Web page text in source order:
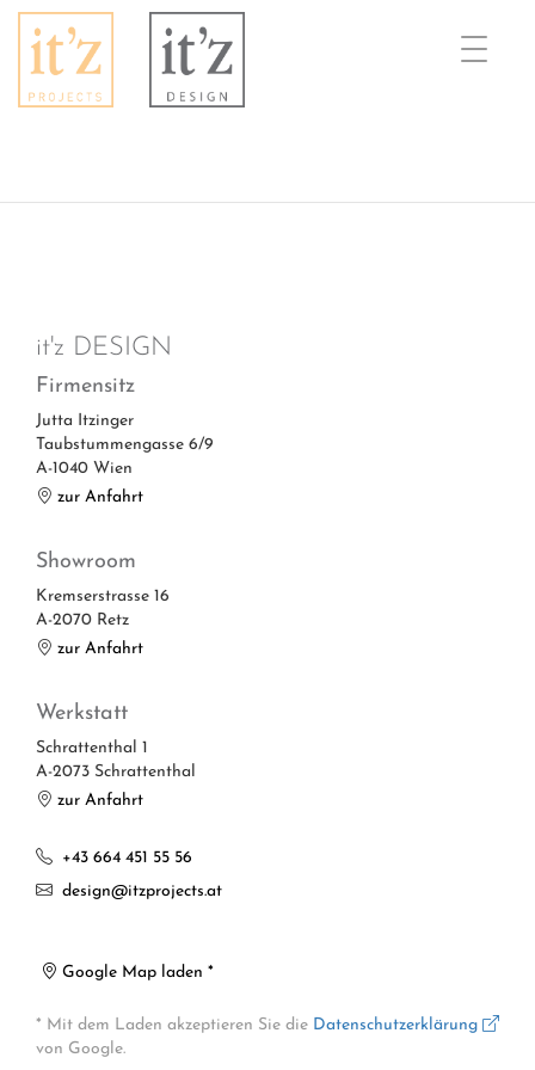
Toggle
it'z DESIGN
Firmensitz
Jutta Itzinger
Taubstummengasse 6/9
A-1040 Wien
zur Anfahrt
Showroom
Kremserstrasse 16
A-2070 Retz
zur Anfahrt
Werkstatt
Schrattenthal 1
A-2073 Schrattenthal
zur Anfahrt
+43 664 451 55 56
design@itzprojects.at
Google Map laden *
* Mit dem Laden akzeptieren Sie die Datenschutzerklärung
von Google.